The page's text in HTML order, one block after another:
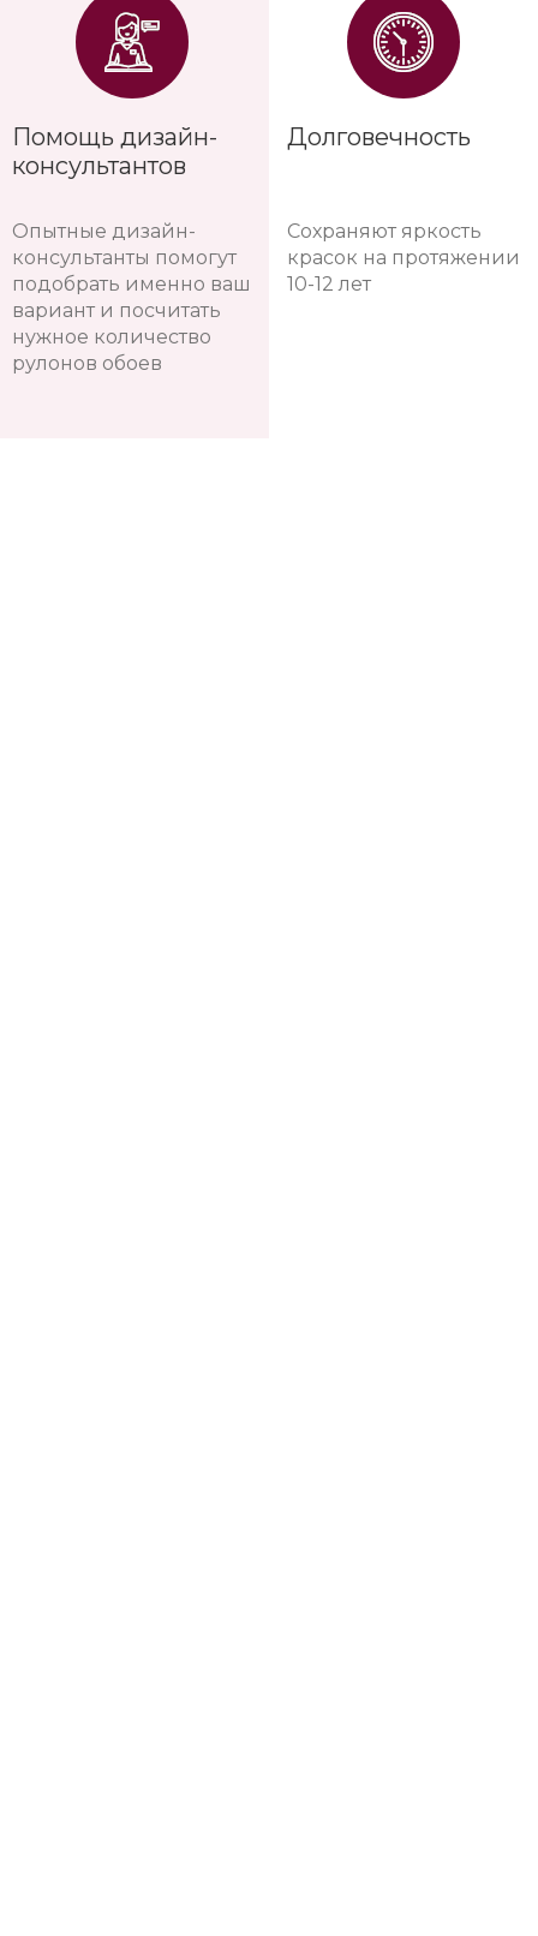
Помощь дизайн-
консультантов
Опытные дизайн-
консультанты помогут
подобрать именно ваш
вариант и посчитать
нужное количество
рулонов обоев
Долговечность
Сохраняют яркость
красок на протяжении
10-12 лет